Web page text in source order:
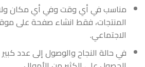
مناسب في أي وقت وفي أي مكان
المنتجات، فقط انشاء صفحة على
الاجتماعي.
في حالة النجاح والوصول إلى عدد